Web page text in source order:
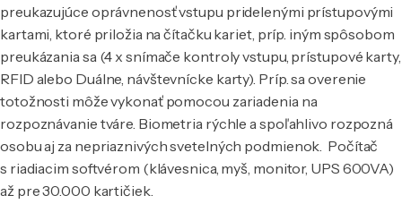
preukazujúce oprávnenosť vstupu pridelenými prístupovými
kartami, ktoré priložia na čítačku kariet, príp. iným spôsobom
preukázania sa (4 x snímače kontroly vstupu, prístupové karty,
RFID alebo Duálne, návštevnícke karty). Príp. sa overenie
totožnosti môže vykonať pomocou zariadenia na
rozpoznávanie tváre. Biometria rýchle a spoľahlivo rozpozná
osobu aj za nepriaznivých svetelných podmienok. Počítač
s riadiacim softvérom (klávesnica, myš, monitor, UPS 600VA)
až pre 30.000 kartičiek.